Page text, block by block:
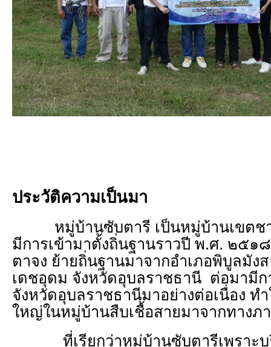
ประวัติความเป็นมา
หมู่บ้านซับตารี เป็นหมู่บ้านเขตชา
มีการเข้ามาตั้งถิ่นฐานราวปี พ.ศ. ๒๕๑
ตาจง ย้ายถิ่นฐานมาจากอำเภอพิบูลมัง
เดชอุดม จังหวัดอุบลราชธานี ต่อมามีก
จังหวัดอุบลราชธานีมาอย่างต่อเนื่อง ท
ใหญ่ในหมู่บ้านสืบเชื้อสายมาจากทางภ
ที่เรียกว่าหมู่บ้านซับตารีเพราะบ